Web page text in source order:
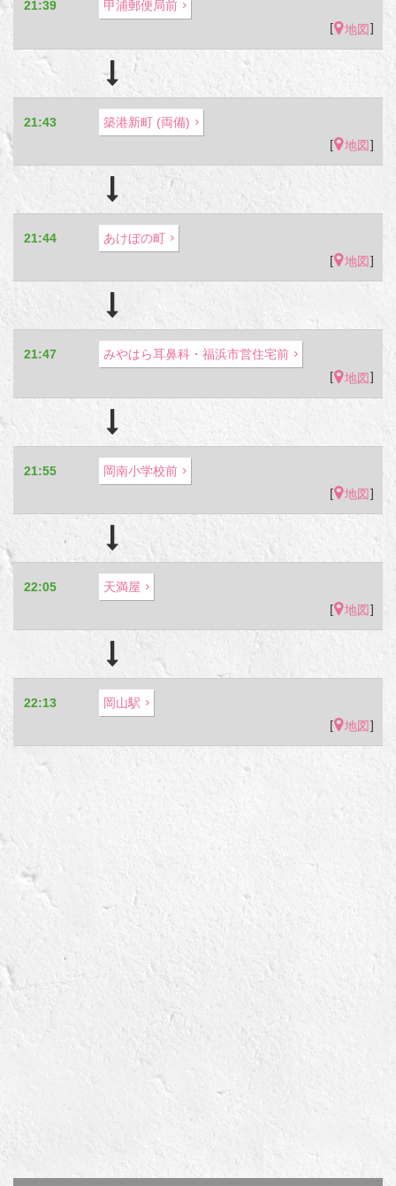
21:39
甲浦郵便局前
[
地図]
21:43
築港新町 (両備)
[
地図]
21:44
あけぼの町
[
地図]
21:47
みやはら耳鼻科・福浜市営住宅前
[
地図]
21:55
岡南小学校前
[
地図]
22:05
天満屋
[
地図]
22:13
岡山駅
[
地図]